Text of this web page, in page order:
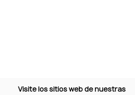
Visite los sitios web de nuestras